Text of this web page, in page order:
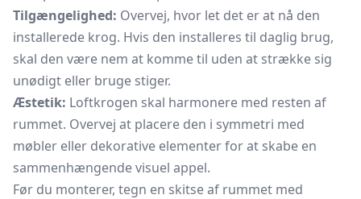
Tilgængelighed: Overvej, hvor let det er at nå den
installerede krog. Hvis den installeres til daglig brug,
skal den være nem at komme til uden at strække sig
unødigt eller bruge stiger.
Æstetik: Loftkrogen skal harmonere med resten af
rummet. Overvej at placere den i symmetri med
møbler eller dekorative elementer for at skabe en
sammenhængende visuel appel.
Før du monterer, tegn en skitse af rummet med